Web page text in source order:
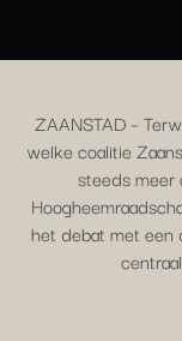
ZAANSTAD –
welke coalitie
steeds meer
het debat met een